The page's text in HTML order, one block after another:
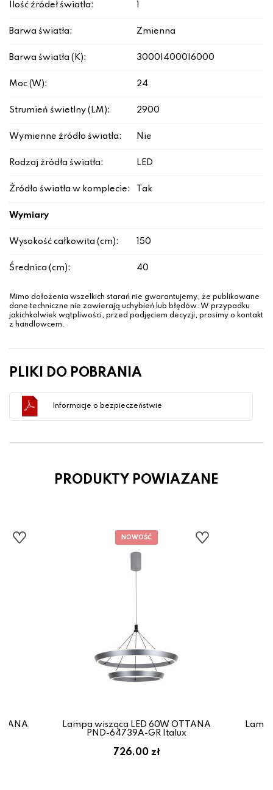
Ilość źródeł światła:
Barwa światła: Zmienna
Barwa światła (K): 3000|4000|6000
Moc (W): 24
Strumień świetlny (LM): 2900
Wymienne źródło światła: Nie
Rodzaj źródła światła: LED
Źródło światła w komplecie: Tak
Wymiary
Wysokość całkowita (cm): 150
Średnica (cm): 40
Mimo dołożenia wszelkich starań nie gwarantujemy, że publikowane
dane techniczne nie zawierają uchybień lub błędów. W przypadku
jakichkolwiek wątpliwości, przed podjęciem decyzji, prosimy o kontakt
z handlowcem.
PLIKI DO POBRANIA
Informacje o bezpieczeństwie
PRODUKTY POWIAZANE
Lampa wisząca LED 60W OTTANA
PND-64739A-GR Italux
726.00 zł